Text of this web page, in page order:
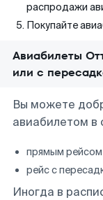
распродажи
Покупайте
Авиабилеты
или с
Вы можете
авиабилетом в
прямым рейсом
рейс с
Иногда в